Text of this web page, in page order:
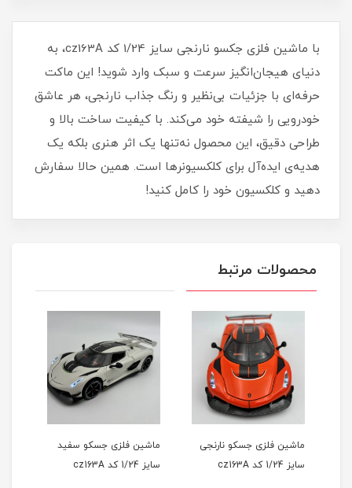
با ماشین فلزی جکسو نارنجی سایز 1/24 کد cz163A، به
دنیای هیجان‌انگیز سرعت و سبک وارد شوید! این ماکت
حرفه‌ای با جزئیات بی‌نظیر و رنگ جذاب نارنجی، هر عاشق
خودرویی را شیفته خود می‌کند. با کیفیت ساخت بالا و
طراحی دقیق، این محصول نه‌تنها یک اثر هنری بلکه یک
هدیه‌ی ایده‌آل برای کلکسیونرها است. همین حالا سفارش
دهید و کلکسیون خود را کامل کنید!
محصولات مرتبط
ماشین فلزی جسکو نارنجی
سایز 1/24 کد cz163A
ماشین فلزی جسکو سفید
سایز 1/24 کد cz163A